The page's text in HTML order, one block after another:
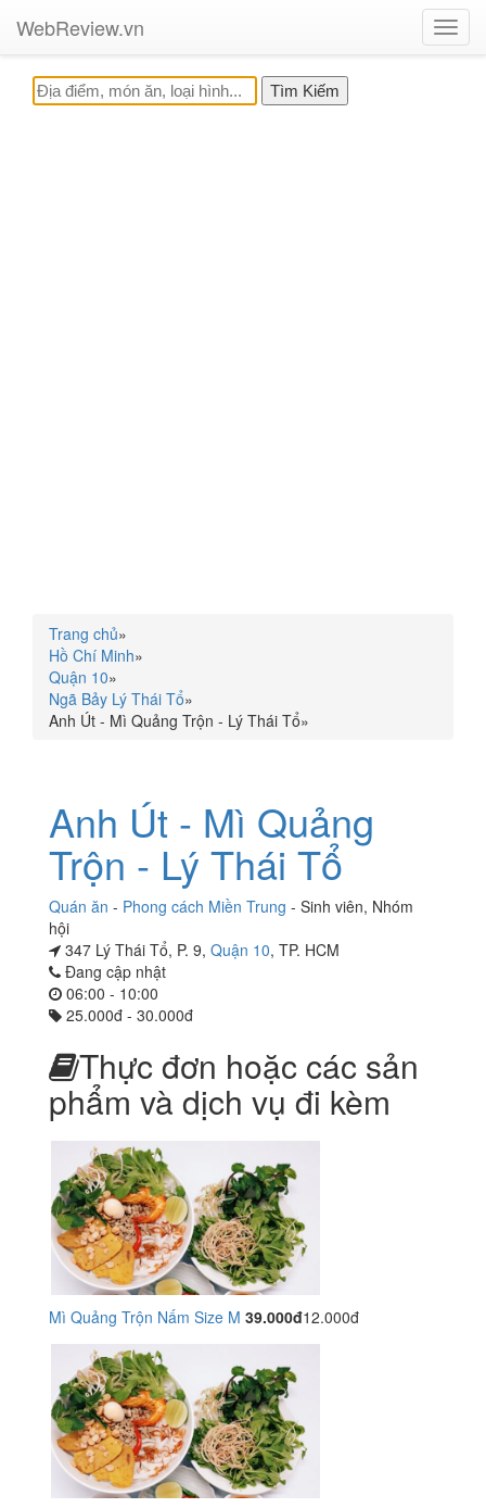
WebReview.vn
Trang chủ»
Hồ Chí Minh»
Quận 10»
Ngã Bảy Lý Thái Tổ»
Anh Út - Mì Quảng Trộn - Lý Thái Tổ»
Anh Út - Mì Quảng
Trộn - Lý Thái Tổ
Quán ăn - Phong cách Miền Trung - Sinh viên, Nhóm
hội
347 Lý Thái Tổ, P. 9, Quận 10, TP. HCM
Đang cập nhật
06:00 - 10:00
25.000đ - 30.000đ
Thực đơn hoặc các sản
phẩm và dịch vụ đi kèm
Mì Quảng Trộn Nấm Size M 39.000đ12.000đ